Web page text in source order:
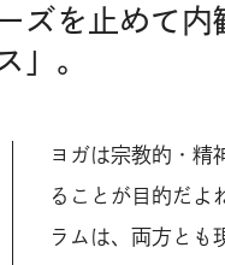
ズを止めて
」。
ヨガは宗教的・精
ることが目的だよ
ラムは、両方とも